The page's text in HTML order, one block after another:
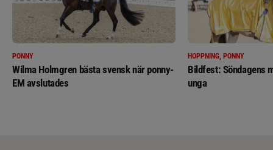
PONNY
Wilma Holmgren bästa svensk när ponny-
EM avslutades
HOPPNING, PONNY
Bildfest: Söndagens
unga